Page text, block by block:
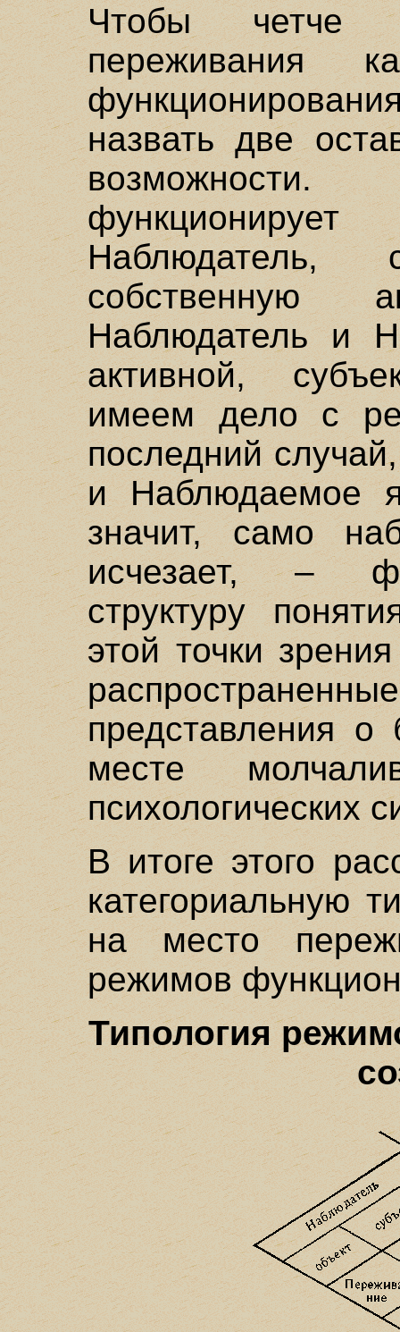
Чтобы четче
переживания
назвать две
Наблюдатель,
собственную
Наблюдатель и
активной,
имеем дело с
последний
и Наблюдаемое
значит, само
исчезает, –
структуру
этой точки
представления о
месте
психологических
В итоге этого
категориальную
на место
режимов
Типология